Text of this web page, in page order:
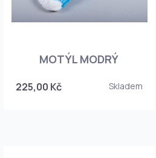
MOTÝL MODRÝ
225,00 Kč Skladem